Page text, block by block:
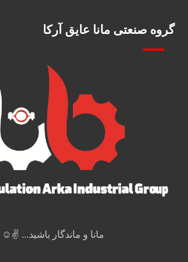
گروه صنعتی مانا عایق آرکا
مانا و ماندگار باشید... ✌️☺️